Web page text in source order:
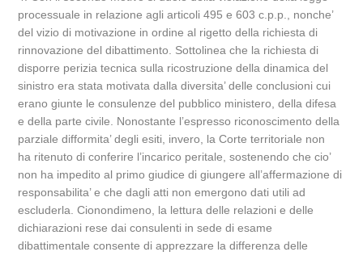
processuale in relazione agli articoli 495 e 603 c.p.p., nonche’
del vizio di motivazione in ordine al rigetto della richiesta di
rinnovazione del dibattimento. Sottolinea che la richiesta di
disporre perizia tecnica sulla ricostruzione della dinamica del
sinistro era stata motivata dalla diversita’ delle conclusioni cui
erano giunte le consulenze del pubblico ministero, della difesa
e della parte civile. Nonostante l’espresso riconoscimento della
parziale difformita’ degli esiti, invero, la Corte territoriale non
ha ritenuto di conferire l’incarico peritale, sostenendo che cio’
non ha impedito al primo giudice di giungere all’affermazione di
responsabilita’ e che dagli atti non emergono dati utili ad
escluderla. Cionondimeno, la lettura delle relazioni e delle
dichiarazioni rese dai consulenti in sede di esame
dibattimentale consente di apprezzare la differenza delle